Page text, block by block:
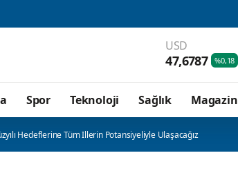
USD
47,6787 %0,18
Spor Teknoloji Sağlık Magazin
Hedeflerine Tüm Illerin Potansiyeliyle Ulaşacağız